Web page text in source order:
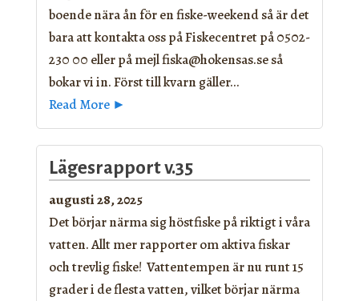
boende nära ån för en fiske-weekend så är det
bara att kontakta oss på Fiskecentret på 0502-
230 00 eller på mejl fiska@hokensas.se så
bokar vi in. Först till kvarn gäller...
Read More ►
Lägesrapport v.35
augusti 28, 2025
Det börjar närma sig höstfiske på riktigt i våra
vatten. Allt mer rapporter om aktiva fiskar
och trevlig fiske! Vattentempen är nu runt 15
grader i de flesta vatten, vilket börjar närma